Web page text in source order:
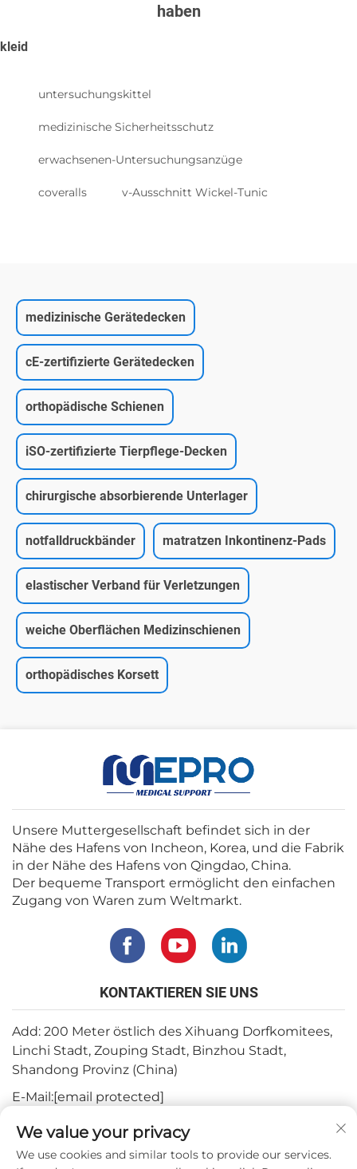
haben
kleid
untersuchungskittel
medizinische Sicherheitsschutz
erwachsenen-Untersuchungsanzüge
coveralls v-Ausschnitt Wickel-Tunic
medizinische Gerätedecken
cE-zertifizierte Gerätedecken
orthopädische Schienen
iSO-zertifizierte Tierpflege-Decken
chirurgische absorbierende Unterlager
notfalldruckbänder matratzen Inkontinenz-Pads
elastischer Verband für Verletzungen
weiche Oberflächen Medizinschienen
orthopädisches Korsett
Unsere Muttergesellschaft befindet sich in der
Nähe des Hafens von Incheon, Korea, und die Fabrik
in der Nähe des Hafens von Qingdao, China.
Der bequeme Transport ermöglicht den einfachen
Zugang von Waren zum Weltmarkt.
KONTAKTIEREN SIE UNS
Add: 200 Meter östlich des Xihuang Dorfkomitees,
Linchi Stadt, Zouping Stadt, Binzhou Stadt,
Shandong Provinz (China)
E-Mail:[email protected]
Tel.: +82-3180427370
Telefon: +86-15564344404
We value your privacy
We use cookies and similar tools to provide our services.